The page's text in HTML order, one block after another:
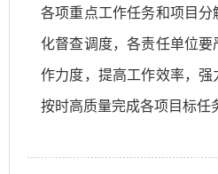
各项重点工作任务和项目
化督查调度，各责任单位
作力度，提高工作效率，
按时高质量完成各项目标任